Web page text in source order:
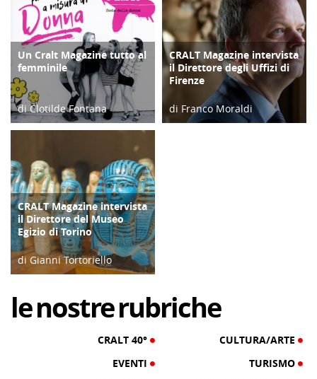
COPERTINA
Un Cralt Magazine tutto al
femminile
di Clotilde Fontana
28/02/23
COPERTINA
CRALT Magazine intervista
il Direttore degli Uffizi di
Firenze
di Franco Moraldi
COPERTINA
CRALT Magazine intervista
il Direttore del Museo
Egizio di Torino
di Gianni Tortoriello
lenostrerubriche
CRALT 40°
CULTURA/ARTE
EVENTI
TURISMO